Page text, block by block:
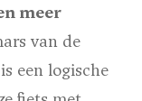
meer
van de
een logische